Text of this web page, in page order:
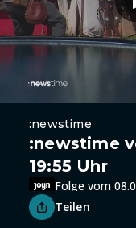
:newstime
:newstime
19:55 Uhr
Folge vom
Teilen